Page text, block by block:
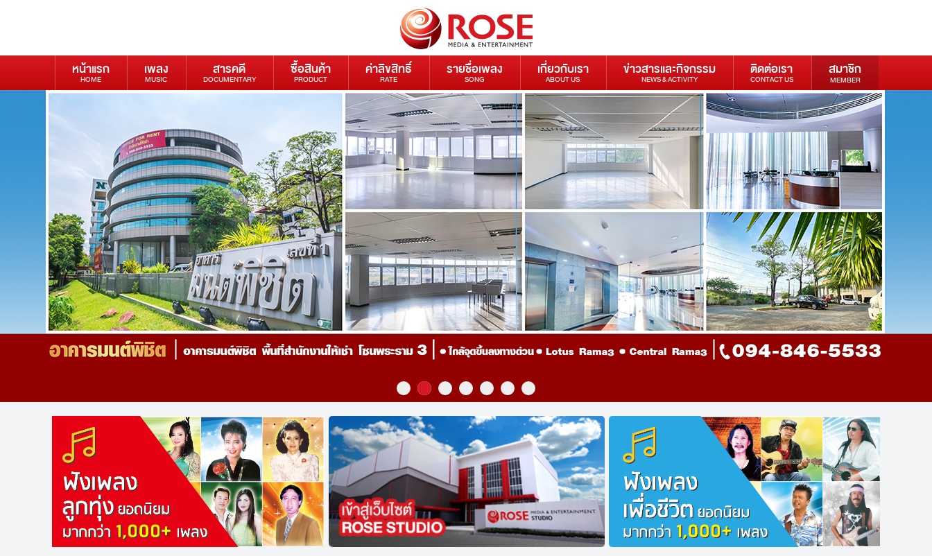
หน้าแรก
HOME
เพลง
MUSIC
สารคดี
DOCUMENTARY
ซื้อสินค้า
PRODUCT
ค่าลิขสิทธิ์
RATE
รายชื่อเพลง
SONG
เกี่ยวกับเรา
ABOUT US
ข่าวสารและกิจกรรม
NEWS & ACTIVITY
ติดต่อเรา
CONTACT US
สมาชิก
MEMBER